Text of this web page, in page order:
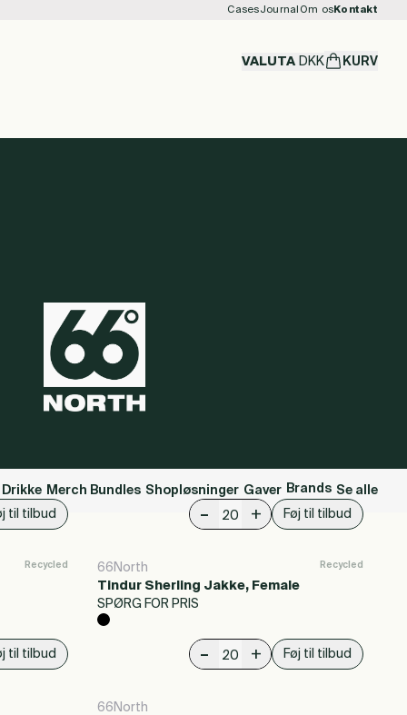
CasesJournal Om osKontakt
VALUTA DKK KURV
Merch Bundles Shopløsninger Gaver Brands Se alle
Recycled
til tilbud
Recycled
- + Føj til tilbud
66North
Tindur Sherling Jakke, Female
SPØRG FOR PRIS
til tilbud - + Føj til tilbud
66North